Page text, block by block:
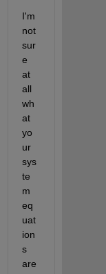
I'm
not
sur
e
at
all
wh
at
yo
ur
sys
te
m
eq
uat
ion
s
are